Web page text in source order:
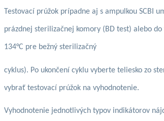
Testovací prúžok prípadne aj s ampulkou SCBI
prázdnej sterilizačnej komory (BD test) alebo
134°C pre bežný sterilizačný
cyklus). Po ukončení cyklu vyberte teliesko zo
vybrať testovací prúžok na vyhodnotenie.
Vyhodnotenie jednotlivých typov indikátorov